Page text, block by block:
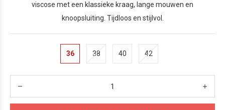
viscose met een klassieke kraag, lange mouwen en
knoopsluiting. Tijdloos en stijlvol.
36 38 40 42